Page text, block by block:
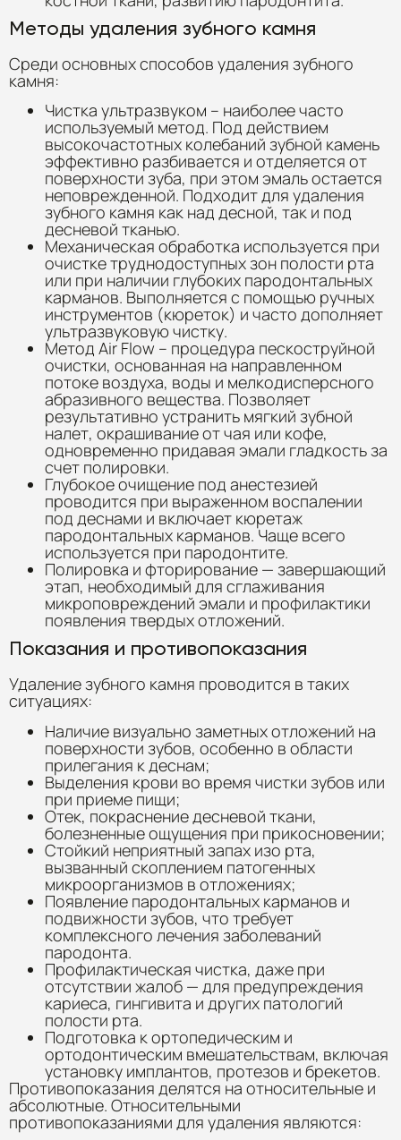
Методы удаления зубного камня
Среди основных способов удаления зубного
камня:
Чистка ультразвуком – наиболее часто
используемый метод. Под действием
высокочастотных колебаний зубной камень
эффективно разбивается и отделяется от
поверхности зуба, при этом эмаль остается
неповрежденной. Подходит для удаления
зубного камня как над десной, так и под
десневой тканью.
Механическая обработка используется при
очистке труднодоступных зон полости рта
или при наличии глубоких пародонтальных
карманов. Выполняется с помощью ручных
инструментов (кюреток) и часто дополняет
ультразвуковую чистку.
Метод Air Flow – процедура пескоструйной
очистки, основанная на направленном
потоке воздуха, воды и мелкодисперсного
абразивного вещества. Позволяет
результативно устранить мягкий зубной
налет, окрашивание от чая или кофе,
одновременно придавая эмали гладкость за
счет полировки.
Глубокое очищение под анестезией
проводится при выраженном воспалении
под деснами и включает кюретаж
пародонтальных карманов. Чаще всего
используется при пародонтите.
Полировка и фторирование — завершающий
этап, необходимый для сглаживания
микроповреждений эмали и профилактики
появления твердых отложений.
Показания и противопоказания
Удаление зубного камня проводится в таких
ситуациях:
Наличие визуально заметных отложений на
поверхности зубов, особенно в области
прилегания к деснам;
Выделения крови во время чистки зубов или
при приеме пищи;
Отек, покраснение десневой ткани,
болезненные ощущения при прикосновении;
Стойкий неприятный запах изо рта,
вызванный скоплением патогенных
микроорганизмов в отложениях;
Появление пародонтальных карманов и
подвижности зубов, что требует
комплексного лечения заболеваний
пародонта.
Профилактическая чистка, даже при
отсутствии жалоб — для предупреждения
кариеса, гингивита и других патологий
полости рта.
Подготовка к ортопедическим и
ортодонтическим вмешательствам, включая
установку имплантов, протезов и брекетов.
Противопоказания делятся на относительные и
абсолютные. Относительными
противопоказаниями для удаления являются: